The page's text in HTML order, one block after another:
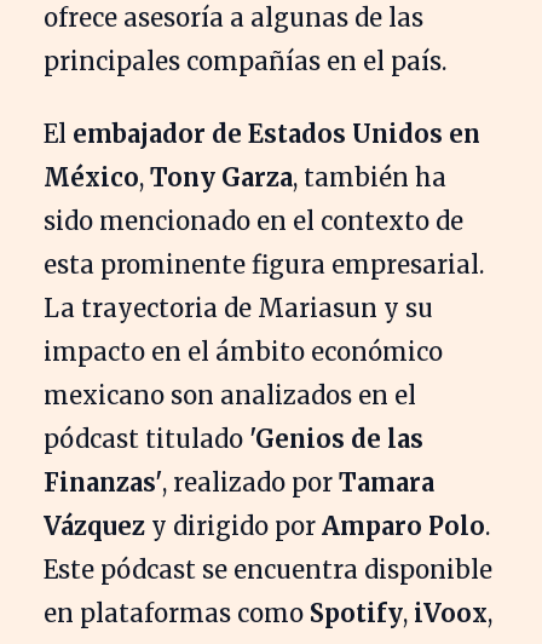
ofrece asesoría a algunas de las
principales compañías en el país.
El embajador de Estados Unidos en
México, Tony Garza, también ha
sido mencionado en el contexto de
esta prominente figura empresarial.
La trayectoria de Mariasun y su
impacto en el ámbito económico
mexicano son analizados en el
pódcast titulado 'Genios de las
Finanzas', realizado por Tamara
Vázquez y dirigido por Amparo Polo.
Este pódcast se encuentra disponible
en plataformas como Spotify, iVoox,